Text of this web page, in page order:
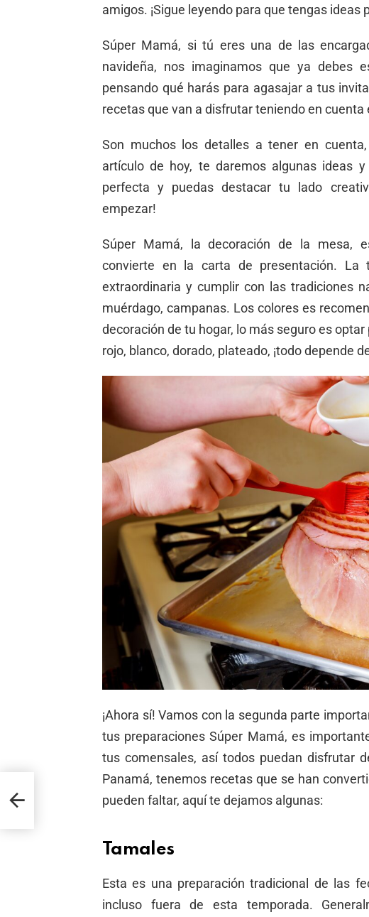
amigos. ¡Sigue leyendo para que tengas ideas
Súper Mamá, si tú eres una de las
navideña, nos imaginamos que ya debes
pensando qué harás para agasajar a tus
recetas que van a disfrutar teniendo en
Son muchos los detalles a tener en
artículo de hoy, te daremos algunas ideas
perfecta y puedas destacar tu lado
empezar!
Súper Mamá, la decoración de la mesa,
convierte en la carta de presentación. La
extraordinaria y cumplir con las tradiciones
muérdago, campanas. Los colores es
decoración de tu hogar, lo más seguro es
rojo, blanco, dorado, plateado, ¡todo depende
¡Ahora sí! Vamos con la segunda parte
tus preparaciones Súper Mamá, es
tus comensales, así todos puedan disfrutar
Panamá, tenemos recetas que se han
pueden faltar, aquí te dejamos algunas:
Tamales
Esta es una preparación tradicional de las
incluso fuera de esta temporada.